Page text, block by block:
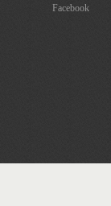
Facebook